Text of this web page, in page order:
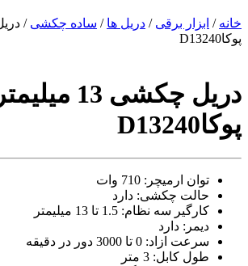
sunny
leon
video
xxxx
com
tori
glasses
chinese
teen
raped
خانه / ابزار برقی / دریل ها / ساده چکشی
پوکاD13240
دریل چکشی 13 میلیمتر
پوکاD13240
توان ارمیچر: 710 وات
حالت چکشی: دارد
کارگیر سه نظام: 1.5 تا 13 میلیمتر
دیمر: دارد
سرعت ازاد: 0 تا 3000 دور در دقیقه
طول کابل: 3 متر